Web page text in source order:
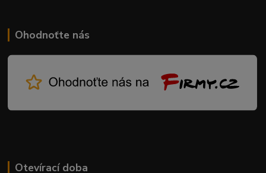
Ohodnoťte nás
Otevírací doba